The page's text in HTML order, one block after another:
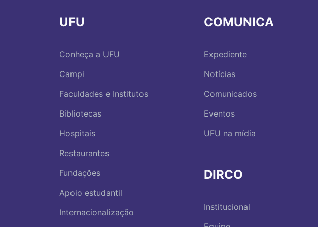
UFU
Conheça a UFU
Campi
Faculdades e Institutos
Bibliotecas
Hospitais
Restaurantes
Fundações
Apoio estudantil
Internacionalização
COMUNICA
Expediente
Notícias
Comunicados
Eventos
UFU na mídia
DIRCO
Institucional